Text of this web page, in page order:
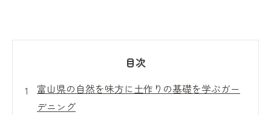
目次
富山県の自然を味方に土作りの基礎を学ぶガー
デニング